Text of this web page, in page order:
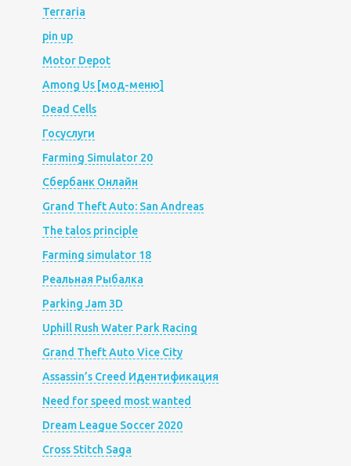
Terraria
pin up
Motor Depot
Among Us [мод-меню]
Dead Cells
Госуслуги
Farming Simulator 20
Сбербанк Онлайн
Grand Theft Auto: San Andreas
The talos principle
Farming simulator 18
Реальная Рыбалка
Parking Jam 3D
Uphill Rush Water Park Racing
Grand Theft Auto Vice City
Assassin’s Creed Идентификация
Need for speed most wanted
Dream League Soccer 2020
Cross Stitch Saga